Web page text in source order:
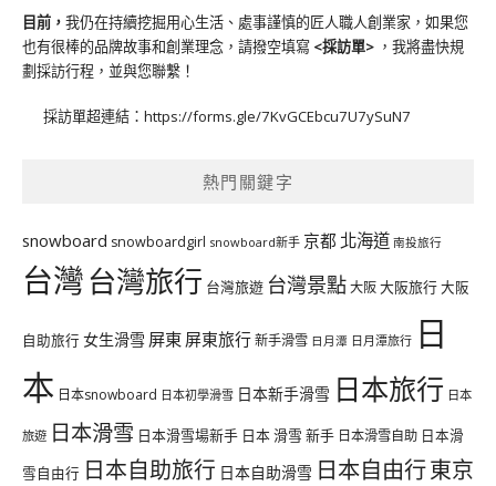
目前， 我仍在持續挖掘用心生活、處事謹慎的匠人職人創業家，如果您
也有很棒的品牌故事和創業理念，請撥空填寫 <採訪單> ，我將盡快規
劃採訪行程，並與您聯繫！
採訪單超連結： https://forms.gle/7KvGCEbcu7U7ySuN7
熱門關鍵字
snowboard snowboardgirl snowboard新手 京都 北海道 南投旅行
台灣台灣旅行 台灣旅遊 台灣景點大阪大阪旅行大阪
自助旅行 女生滑雪 屏東 屏東旅行新手滑雪 日月潭 日月潭旅行 日
本 日本snowboard 日本初學滑雪 日本新手滑雪 日本旅行 日本
旅遊 日本滑雪 日本滑雪場新手 日本 滑雪 新手 日本滑雪自助 日本滑
雪自由行 日本自助旅行 日本自助滑雪 日本自由行東京